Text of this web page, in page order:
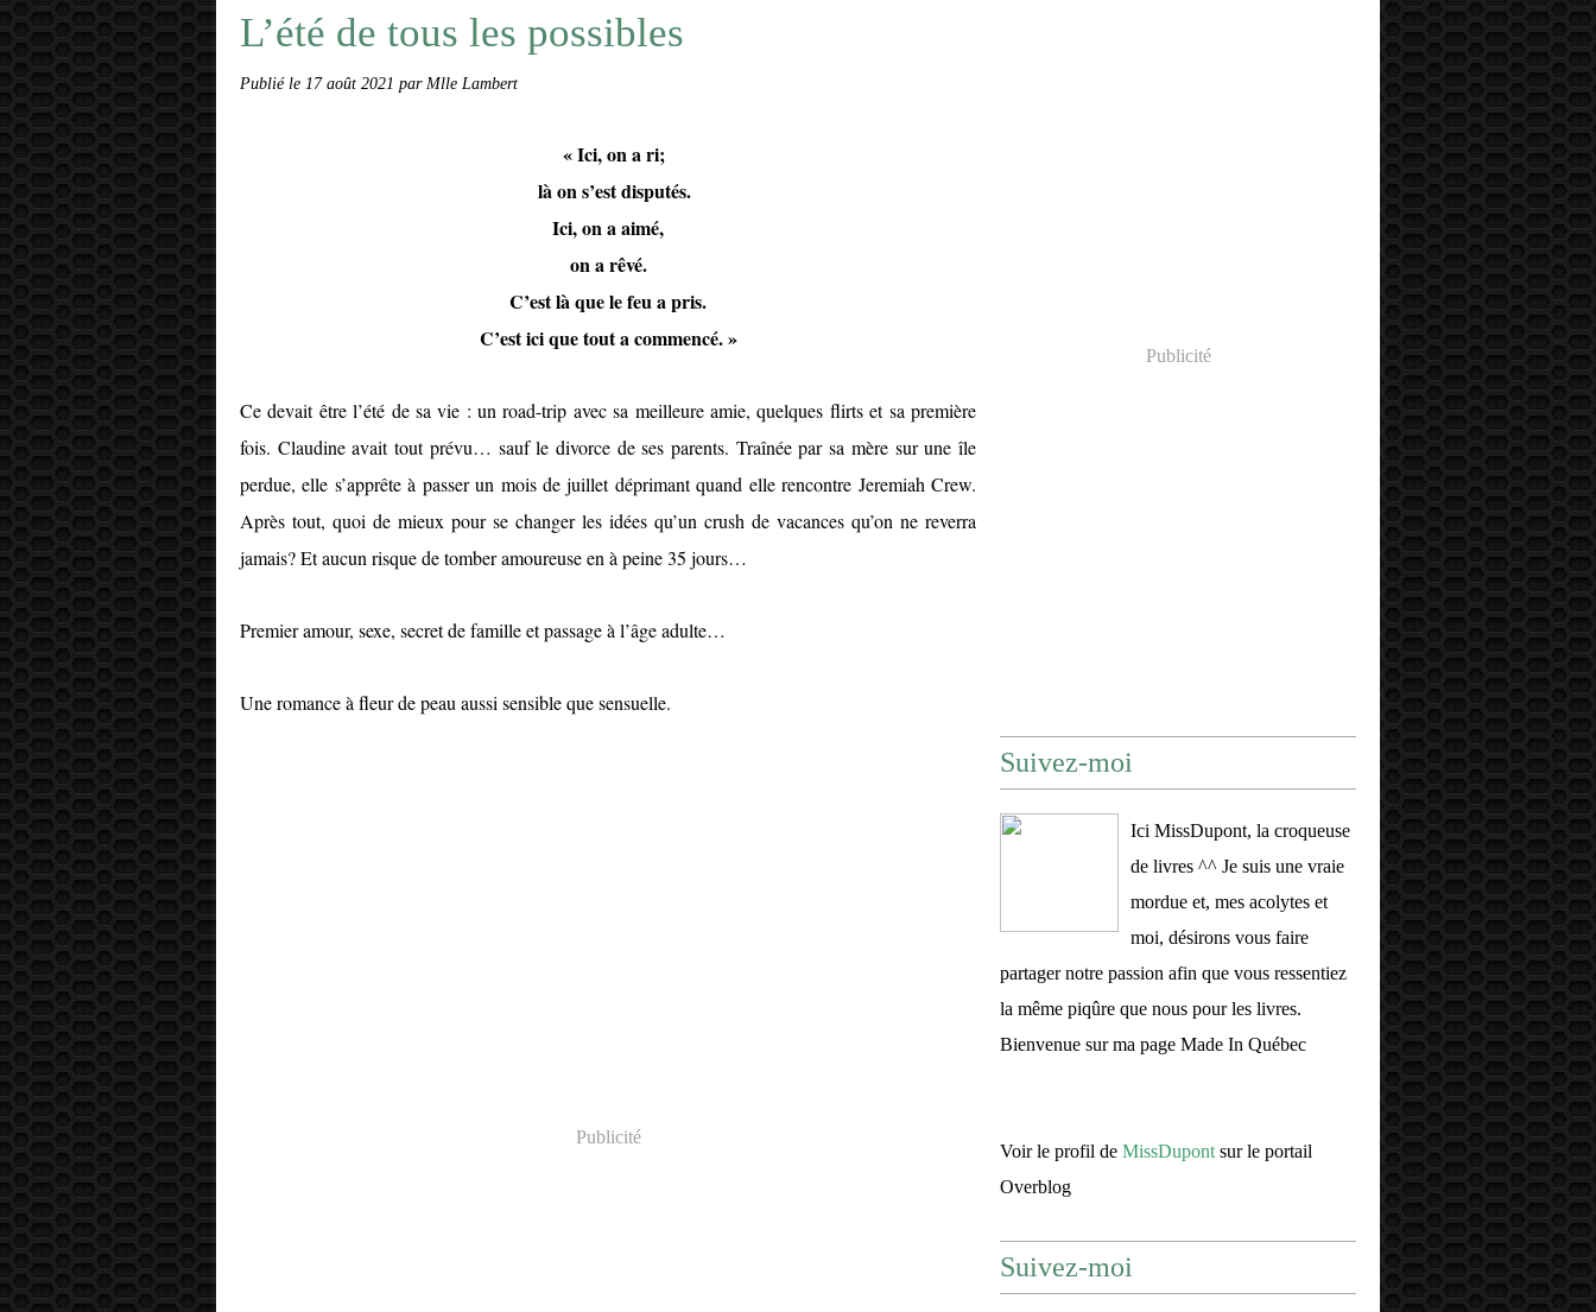
L’été de tous les possibles
Publié le 17 août 2021 par Mlle Lambert
« Ici, on a ri;
là on s’est disputés.
Ici, on a aimé,
on a rêvé.
C’est là que le feu a pris.
C’est ici que tout a commencé. »
Ce devait être l’été de sa vie : un road-trip avec sa meilleure amie, quelques flirts et sa première
fois. Claudine avait tout prévu… sauf le divorce de ses parents. Traînée par sa mère sur une île
perdue, elle s’apprête à passer un mois de juillet déprimant quand elle rencontre Jeremiah Crew.
Après tout, quoi de mieux pour se changer les idées qu’un crush de vacances qu’on ne reverra
jamais? Et aucun risque de tomber amoureuse en à peine 35 jours…
Premier amour, sexe, secret de famille et passage à l’âge adulte…
Une romance à fleur de peau aussi sensible que sensuelle.
Publicité
Publicité
Suivez-moi
Ici MissDupont, la croqueuse
de livres ^^ Je suis une vraie
mordue et, mes acolytes et
moi, désirons vous faire
partager notre passion afin que vous ressentiez
la même piqûre que nous pour les livres.
Bienvenue sur ma page Made In Québec
Voir le profil de MissDupont sur le portail
Overblog
Suivez-moi